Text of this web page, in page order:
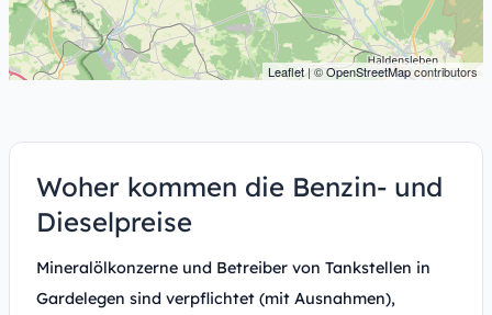
Leaflet| ©OpenStreetMapcontributors
Woher kommen die Benzin- und
Dieselpreise
Mineralölkonzerne und Betreiber von Tankstellen in
Gardelegen sind verpflichtet (mit Ausnahmen),